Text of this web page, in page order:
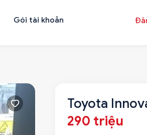
Gói tài khoản
Toyota
290 triệu